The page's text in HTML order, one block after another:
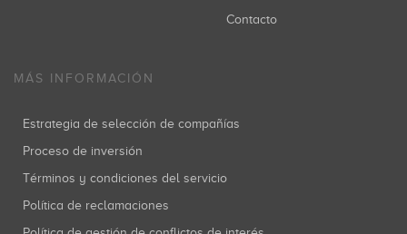
Contacto
MÁS INFORMACIÓN
Estrategia de selección de compañías
Proceso de inversión
Términos y condiciones del servicio
Política de reclamaciones